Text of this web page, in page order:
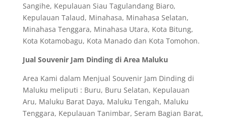
Sangihe, Kepulauan Siau Tagulandang Biaro,
Kepulauan Talaud, Minahasa, Minahasa Selatan,
Minahasa Tenggara, Minahasa Utara, Kota Bitung,
Kota Kotamobagu, Kota Manado dan Kota Tomohon.
Jual Souvenir Jam Dinding di Area Maluku
Area Kami dalam Menjual Souvenir Jam Dinding di
Maluku meliputi : Buru, Buru Selatan, Kepulauan
Aru, Maluku Barat Daya, Maluku Tengah, Maluku
Tenggara, Kepulauan Tanimbar, Seram Bagian Barat,